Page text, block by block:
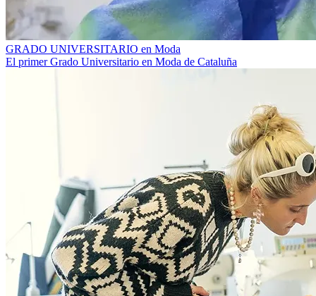
GRADO UNIVERSITARIO en Moda
El primer Grado Universitario en Moda de Cataluña